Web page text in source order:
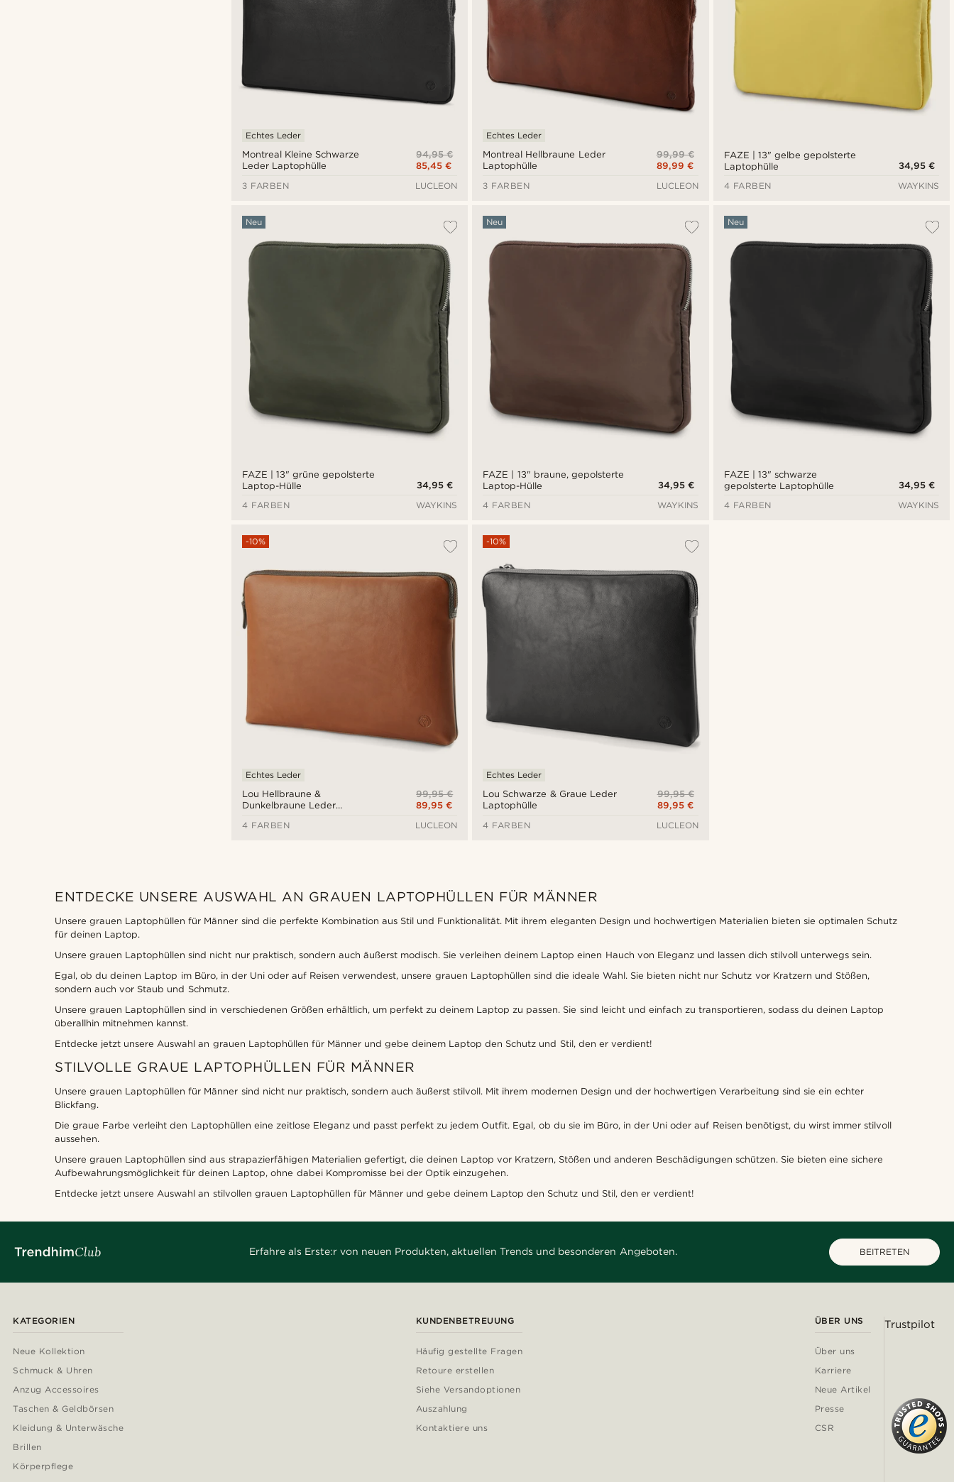
Montreal Kleine Schwarze
Leder Laptophülle
Echtes Leder
94,95 €
85,45 €
3 FARBEN
LUCLEON
Montreal Hellbraune Leder
Laptophülle
Echtes Leder
99,99 €
89,99 €
3 FARBEN
LUCLEON
FAZE | 13" gelbe gepolsterte
Laptophülle
34,95 €
4 FARBEN
WAYKINS
FAZE | 13" grüne gepolsterte
Laptop-Hülle
Neu
34,95 €
4 FARBEN
WAYKINS
FAZE | 13" braune, gepolsterte
Laptop-Hülle
Neu
34,95 €
4 FARBEN
WAYKINS
FAZE | 13" schwarze
gepolsterte Laptophülle
Neu
34,95 €
4 FARBEN
WAYKINS
Lou Hellbraune &
Dunkelbraune Leder
-10%
Echtes Leder
99,95 €
89,95 €
4 FARBEN
LUCLEON
Lou Schwarze & Graue Leder
Laptophülle
-10%
Echtes Leder
99,95 €
89,95 €
4 FARBEN
LUCLEON
ENTDECKE UNSERE AUSWAHL AN GRAUEN LAPTOPHÜLLEN FÜR MÄNNER
Unsere grauen Laptophüllen für Männer sind die perfekte Kombination aus Stil und Funktionalität. Mit ihrem eleganten Design und hochwertigen Materialien bieten sie optimalen Schutz
für deinen Laptop.
Unsere grauen Laptophüllen sind nicht nur praktisch, sondern auch äußerst modisch. Sie verleihen deinem Laptop einen Hauch von Eleganz und lassen dich stilvoll unterwegs sein.
Egal, ob du deinen Laptop im Büro, in der Uni oder auf Reisen verwendest, unsere grauen Laptophüllen sind die ideale Wahl. Sie bieten nicht nur Schutz vor Kratzern und Stößen,
sondern auch vor Staub und Schmutz.
Unsere grauen Laptophüllen sind in verschiedenen Größen erhältlich, um perfekt zu deinem Laptop zu passen. Sie sind leicht und einfach zu transportieren, sodass du deinen Laptop
überallhin mitnehmen kannst.
Entdecke jetzt unsere Auswahl an grauen Laptophüllen für Männer und gebe deinem Laptop den Schutz und Stil, den er verdient!
STILVOLLE GRAUE LAPTOPHÜLLEN FÜR MÄNNER
Unsere grauen Laptophüllen für Männer sind nicht nur praktisch, sondern auch äußerst stilvoll. Mit ihrem modernen Design und der hochwertigen Verarbeitung sind sie ein echter
Blickfang.
Die graue Farbe verleiht den Laptophüllen eine zeitlose Eleganz und passt perfekt zu jedem Outfit. Egal, ob du sie im Büro, in der Uni oder auf Reisen benötigst, du wirst immer stilvoll
aussehen.
Unsere grauen Laptophüllen sind aus strapazierfähigen Materialien gefertigt, die deinen Laptop vor Kratzern, Stößen und anderen Beschädigungen schützen. Sie bieten eine sichere
Aufbewahrungsmöglichkeit für deinen Laptop, ohne dabei Kompromisse bei der Optik einzugehen.
Entdecke jetzt unsere Auswahl an stilvollen grauen Laptophüllen für Männer und gebe deinem Laptop den Schutz und Stil, den er verdient!
Erfahre als Erste:r von neuen Produkten, aktuellen Trends und besonderen Angeboten. BEITRETEN
KATEGORIEN
Neue Kollektion
Schmuck & Uhren
Anzug Accessoires
Taschen & Geldbörsen
Kleidung & Unterwäsche
Brillen
Körperpflege
KUNDENBETREUUNG
Häufig gestellte Fragen
Retoure erstellen
Siehe Versandoptionen
Auszahlung
Kontaktiere uns
ÜBER UNS
Über uns
Karriere
Neue Artikel
Presse
CSR
Trustpilot